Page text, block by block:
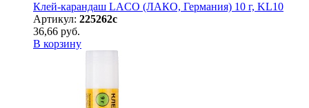
Клей-карандаш LACO (ЛАКО, Германия) 10 г, KL10
Артикул: 225262с
36,66 руб.
В корзину